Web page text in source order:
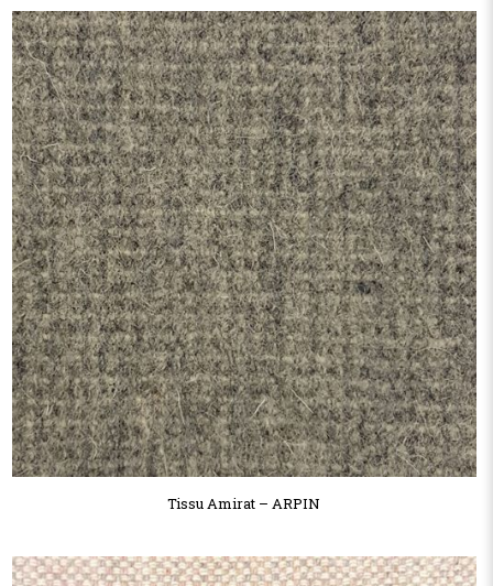
Tissu Amirat – ARPIN